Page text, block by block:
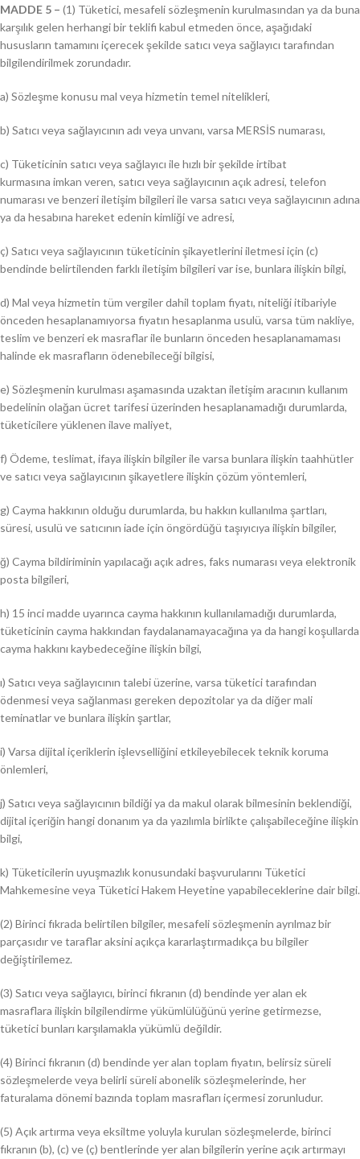
MADDE 5 – (1) Tüketici, mesafeli sözleşmenin kurulmasından ya da buna
karşılık gelen herhangi bir teklifi kabul etmeden önce, aşağıdaki
hususların tamamını içerecek şekilde satıcı veya sağlayıcı tarafından
bilgilendirilmek zorundadır.
a) Sözleşme konusu mal veya hizmetin temel nitelikleri,
b) Satıcı veya sağlayıcının adı veya unvanı, varsa MERSİS numarası,
c) Tüketicinin satıcı veya sağlayıcı ile hızlı bir şekilde irtibat
kurmasına imkan veren, satıcı veya sağlayıcının açık adresi, telefon
numarası ve benzeri iletişim bilgileri ile varsa satıcı veya sağlayıcının adına
ya da hesabına hareket edenin kimliği ve adresi,
ç) Satıcı veya sağlayıcının tüketicinin şikayetlerini iletmesi için (c)
bendinde belirtilenden farklı iletişim bilgileri var ise, bunlara ilişkin bilgi,
d) Mal veya hizmetin tüm vergiler dahil toplam fiyatı, niteliği itibariyle
önceden hesaplanamıyorsa fiyatın hesaplanma usulü, varsa tüm nakliye,
teslim ve benzeri ek masraflar ile bunların önceden hesaplanamaması
halinde ek masrafların ödenebileceği bilgisi,
e) Sözleşmenin kurulması aşamasında uzaktan iletişim aracının kullanım
bedelinin olağan ücret tarifesi üzerinden hesaplanamadığı durumlarda,
tüketicilere yüklenen ilave maliyet,
f) Ödeme, teslimat, ifaya ilişkin bilgiler ile varsa bunlara ilişkin taahhütler
ve satıcı veya sağlayıcının şikayetlere ilişkin çözüm yöntemleri,
g) Cayma hakkının olduğu durumlarda, bu hakkın kullanılma şartları,
süresi, usulü ve satıcının iade için öngördüğü taşıyıcıya ilişkin bilgiler,
ğ) Cayma bildiriminin yapılacağı açık adres, faks numarası veya elektronik
posta bilgileri,
h) 15 inci madde uyarınca cayma hakkının kullanılamadığı durumlarda,
tüketicinin cayma hakkından faydalanamayacağına ya da hangi koşullarda
cayma hakkını kaybedeceğine ilişkin bilgi,
ı) Satıcı veya sağlayıcının talebi üzerine, varsa tüketici tarafından
ödenmesi veya sağlanması gereken depozitolar ya da diğer mali
teminatlar ve bunlara ilişkin şartlar,
i) Varsa dijital içeriklerin işlevselliğini etkileyebilecek teknik koruma
önlemleri,
j) Satıcı veya sağlayıcının bildiği ya da makul olarak bilmesinin beklendiği,
dijital içeriğin hangi donanım ya da yazılımla birlikte çalışabileceğine ilişkin
bilgi,
k) Tüketicilerin uyuşmazlık konusundaki başvurularını Tüketici
Mahkemesine veya Tüketici Hakem Heyetine yapabileceklerine dair bilgi.
(2) Birinci fıkrada belirtilen bilgiler, mesafeli sözleşmenin ayrılmaz bir
parçasıdır ve taraflar aksini açıkça kararlaştırmadıkça bu bilgiler
değiştirilemez.
(3) Satıcı veya sağlayıcı, birinci fıkranın (d) bendinde yer alan ek
masraflara ilişkin bilgilendirme yükümlülüğünü yerine getirmezse,
tüketici bunları karşılamakla yükümlü değildir.
(4) Birinci fıkranın (d) bendinde yer alan toplam fiyatın, belirsiz süreli
sözleşmelerde veya belirli süreli abonelik sözleşmelerinde, her
faturalama dönemi bazında toplam masrafları içermesi zorunludur.
(5) Açık artırma veya eksiltme yoluyla kurulan sözleşmelerde, birinci
fıkranın (b), (c) ve (ç) bentlerinde yer alan bilgilerin yerine açık artırmayı